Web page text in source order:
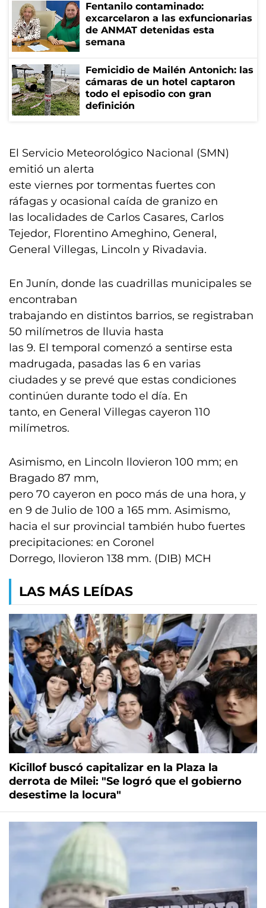
Fentanilo contaminado:
excarcelaron a las exfuncionarias
de ANMAT detenidas esta
semana
Femicidio de Mailén Antonich: las
cámaras de un hotel captaron
todo el episodio con gran
definición
El Servicio Meteorológico Nacional (SMN)
emitió un alerta
este viernes por tormentas fuertes con
ráfagas y ocasional caída de granizo en
las localidades de Carlos Casares, Carlos
Tejedor, Florentino Ameghino, General,
General Villegas, Lincoln y Rivadavia.
En Junín, donde las cuadrillas municipales se
encontraban
trabajando en distintos barrios, se registraban
50 milímetros de lluvia hasta
las 9. El temporal comenzó a sentirse esta
madrugada, pasadas las 6 en varias
ciudades y se prevé que estas condiciones
continúen durante todo el día. En
tanto, en General Villegas cayeron 110
milímetros.
Asimismo, en Lincoln llovieron 100 mm; en
Bragado 87 mm,
pero 70 cayeron en poco más de una hora, y
en 9 de Julio de 100 a 165 mm. Asimismo,
hacia el sur provincial también hubo fuertes
precipitaciones: en Coronel
Dorrego, llovieron 138 mm. (DIB) MCH
LAS MÁS LEÍDAS
Kicillof buscó capitalizar en la Plaza la
derrota de Milei: "Se logró que el gobierno
desestime la locura"